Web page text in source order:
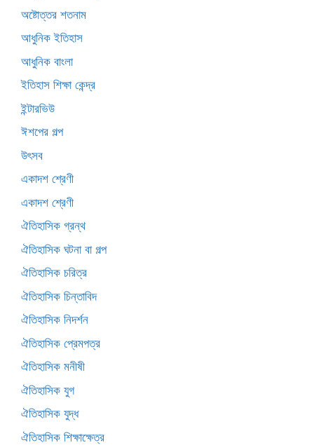
অষ্টোত্তর শতনাম
আধুনিক ইতিহাস
আধুনিক বাংলা
ইতিহাস শিক্ষা কেন্দ্র
ইন্টারভিউ
ঈশপের গল্প
উৎসব
একাদশ শ্রেণী
একাদশ শ্রেণী
ঐতিহাসিক গ্রন্থ
ঐতিহাসিক ঘটনা বা গল্প
ঐতিহাসিক চরিত্র
ঐতিহাসিক চিন্তাবিদ
ঐতিহাসিক নিদর্শন
ঐতিহাসিক প্রেমপত্র
ঐতিহাসিক মনীষী
ঐতিহাসিক যুগ
ঐতিহাসিক যুদ্ধ
ঐতিহাসিক শিক্ষাক্ষেত্র